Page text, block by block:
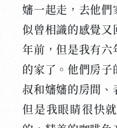
嬸一起走，去他們
似曾相識的感覺又
年前，但是我有六
的家了。他們房子
叔和嬸嬸的房間、
但是我眼睛很快